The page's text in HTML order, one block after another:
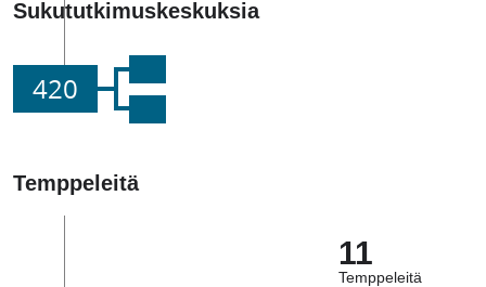
Sukututkimuskeskuksia
420
Temppeleitä
11
Temppeleitä